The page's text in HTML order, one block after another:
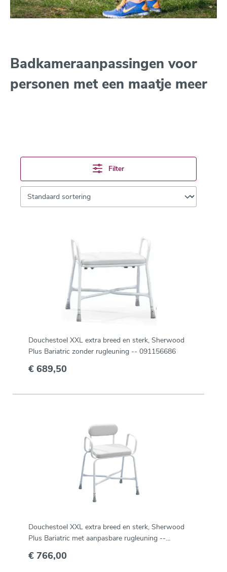
Badkameraanpassingen voor
personen met een maatje meer
Filter
Douchestoel XXL extra breed en sterk, Sherwood
Plus Bariatric zonder rugleuning -- 091156686
€ 689,50
Douchestoel XXL extra breed en sterk, Sherwood
Plus Bariatric met aanpasbare rugleuning --
€ 766,00